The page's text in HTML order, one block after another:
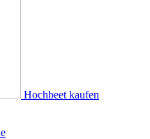
Hochbeet kaufen